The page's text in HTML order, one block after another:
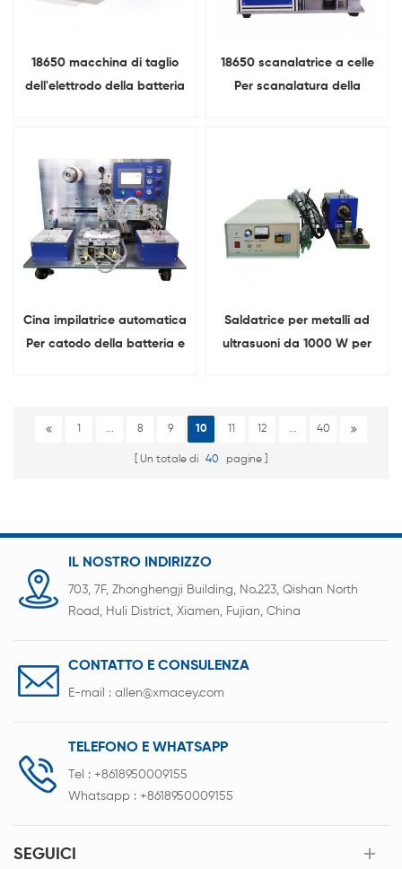
18650 macchina di taglio
dell'elettrodo della batteria
18650 scanalatrice a celle
Per scanalatura della
Cina impilatrice automatica
Per catodo della batteria e
Saldatrice per metalli ad
ultrasuoni da 1000 W per
1 ... 8 9 10 11 12 ... 40
Un totale di 40 pagine
IL NOSTRO INDIRIZZO
703, 7F, Zhonghengji Building, No.223, Qishan North
Road, Huli District, Xiamen, Fujian, China
CONTATTO E CONSULENZA
E-mail : allen@xmacey.com
TELEFONO E WHATSAPP
Tel : +8618950009155
Whatsapp : +8618950009155
SEGUICI